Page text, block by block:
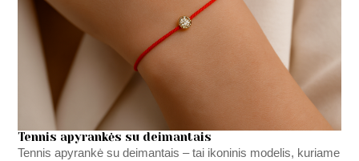
Tennis apyrankės su deimantais
Tennis apyrankė su deimantais – tai ikoninis modelis, kuriame